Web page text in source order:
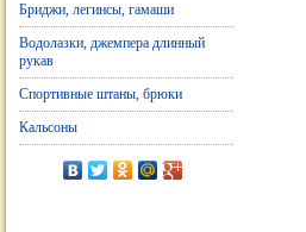
Бриджи, легинсы, гамаши
Водолазки, джемпера длинный
рукав
Спортивные штаны, брюки
Кальсоны